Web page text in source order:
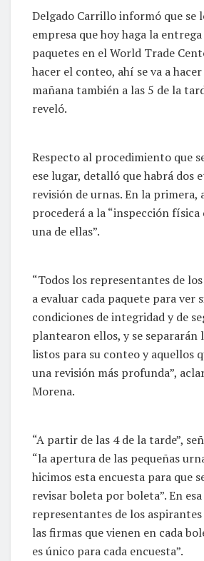
Delgado Carrillo informó que se
empresa que hoy haga la
paquetes en el World Trade
hacer el conteo, ahí se va a
mañana también a las 5 de la
reveló.
Respecto al procedimiento que
ese lugar, detalló que habrá dos
revisión de urnas. En la primera,
procederá a la “inspección física
una de ellas”.
“Todos los representantes de
a evaluar cada paquete para ver
condiciones de integridad y de
plantearon ellos, y se separarán
listos para su conteo y aquellos
una revisión más profunda”,
Morena.
“A partir de las 4 de la tarde”,
“la apertura de las pequeñas
hicimos esta encuesta para que
revisar boleta por boleta”. En
representantes de los
las firmas que vienen en cada
es único para cada encuesta”.